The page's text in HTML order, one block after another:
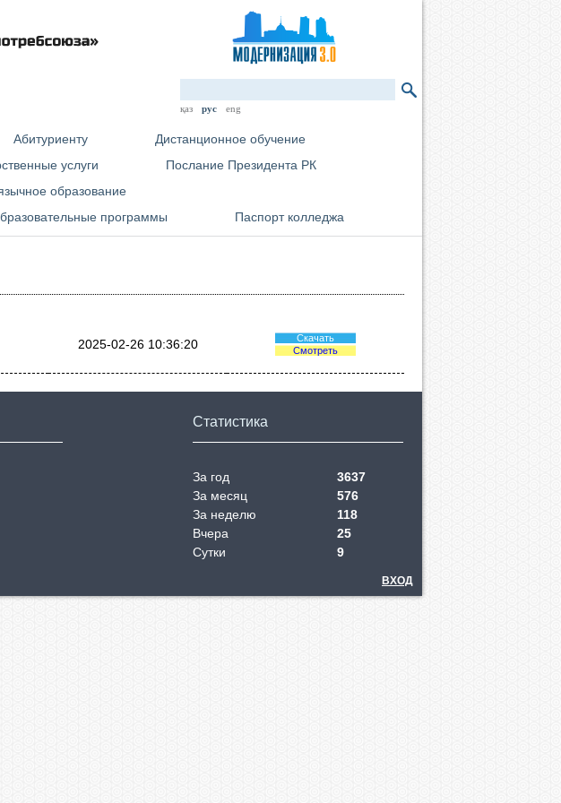
қаз рус eng
Абитуриенту
Дистанционное обучение
услуги
Послание Президента РК
образование
программы Паспорт колледжа
2025-02-26 10:36:20
Скачать
Смотреть
Статистика
За год
3637
За месяц
576
За неделю
118
Вчера
25
Сутки
9
ВХОД